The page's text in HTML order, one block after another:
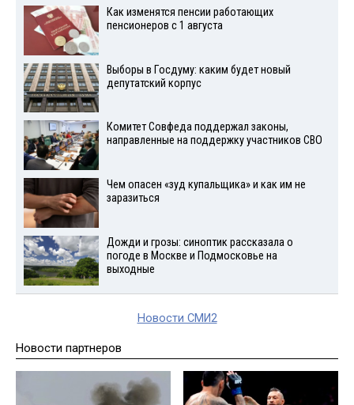
Как изменятся пенсии работающих
пенсионеров с 1 августа
Выборы в Госдуму: каким будет новый
депутатский корпус
Комитет Совфеда поддержал законы,
направленные на поддержку участников СВО
Чем опасен «зуд купальщика» и как им не
заразиться
Дожди и грозы: синоптик рассказала о
погоде в Москве и Подмосковье на
выходные
Новости СМИ2
Новости партнеров